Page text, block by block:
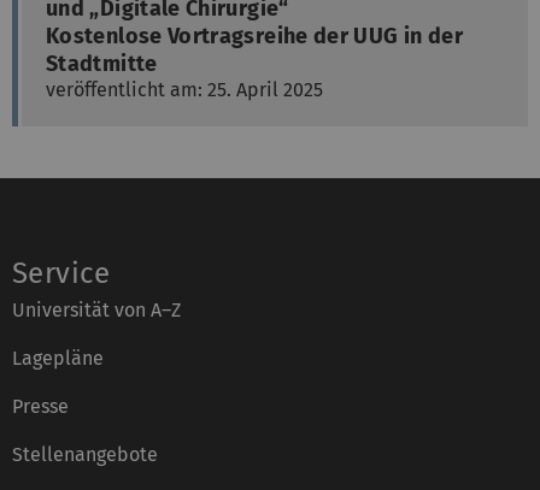
und „Digitale Chirurgie“
Kostenlose Vortragsreihe der UUG in der
Stadtmitte
veröffentlicht am: 25. April 2025
Service
Universität von A–Z
Lagepläne
Presse
Stellenangebote